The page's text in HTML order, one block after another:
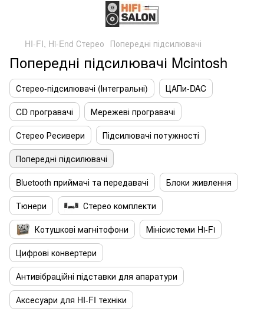
HI-FI, Hi-End Стерео Попередні підсилювачі
Попередні підсилювачі Mcintosh
Стерео-підсилювачі (Інтегральні)
ЦАПи-DAC
CD програвачі
Мережеві програвачі
Стерео Ресивери
Підсилювачі потужності
Попередні підсилювачі
Bluetooth приймачі та передавачі
Блоки живлення
Тюнери
Стерео комплекти
Котушкові магнітофони
Мінісистеми Hi-Fi
Цифрові конвертери
Антивібраційні підставки для апаратури
Аксесуари для HI-FI техніки